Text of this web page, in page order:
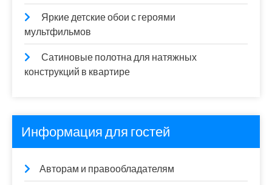
Яркие детские обои с героями
мультфильмов
Сатиновые полотна для натяжных
конструкций в квартире
Информация для гостей
Авторам и правообладателям